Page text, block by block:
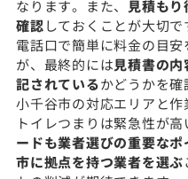
なります。また、 見積も
確認しておくことが大切で
電話口で簡単に料金の目
が、最終的には見積書の
記されているかどうかを確
小千谷市の対応エリアと作
トイレつまりは緊急性が高
ードも業者選びの重要なポ
市に拠点を持つ業者を選ぶ